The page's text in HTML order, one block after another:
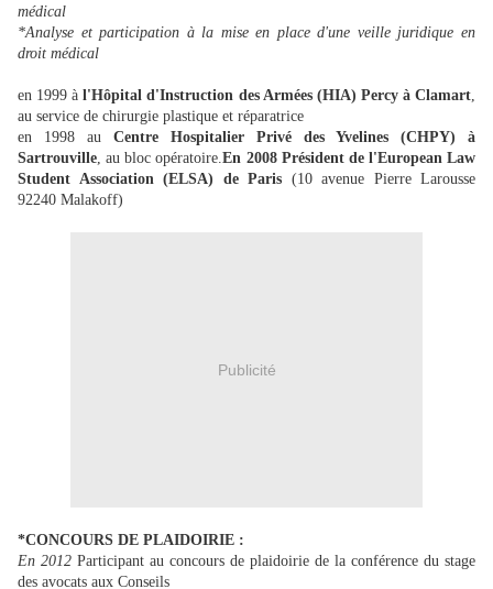
médical
*Analyse et participation à la mise en place d'une veille juridique en
droit médical
en 1999 àl'Hôpital d'Instruction des Armées (HIA) Percy à Clamart,
au service de chirurgie plastique et réparatrice
en 1998 au Centre Hospitalier Privé des Yvelines (CHPY) à
Sartrouville, au bloc opératoire.En 2008 Président de l'European Law
Student Association (ELSA) de Paris (10 avenue Pierre Larousse
92240 Malakoff)
Publicité
*CONCOURS DE PLAIDOIRIE :
En 2012 Participant au concours de plaidoirie de la conférence du stage
des avocats aux Conseils